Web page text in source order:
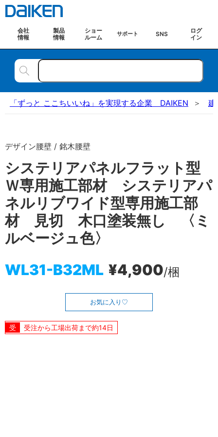
会社
情報
製品
情報
ショー
ルーム
サポート SNS
ログ
イン
「ずっと ここちいいね」を実現する企業 DAIKEN 建
デザイン腰壁 / 銘木腰壁
システリアパネルフラット型
Ｗ専用施工部材 システリアパ
ネルリブワイド型専用施工部
材 見切 木口塗装無し 〈ミ
ルベージュ色〉
WL31-B32ML ¥4,900/梱
お気に入り
受注から工場出荷まで約14日